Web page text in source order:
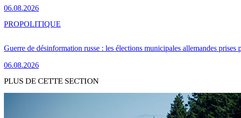
06.08.2026
Guerre de désinformation russe : les élections municipales allemandes prises
06.08.2026
PROPOLITIQUE
PLUS DE CETTE SECTION